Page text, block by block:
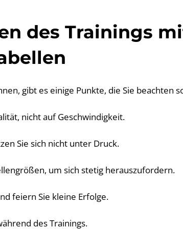
des Trainings
gibt es einige Punkte, die Sie beachten
nicht auf Geschwindigkeit.
Sie sich nicht unter Druck.
um sich stetig herauszufordern.
feiern Sie kleine Erfolge.
des Trainings.